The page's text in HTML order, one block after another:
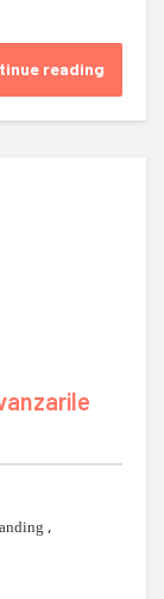
reading
,